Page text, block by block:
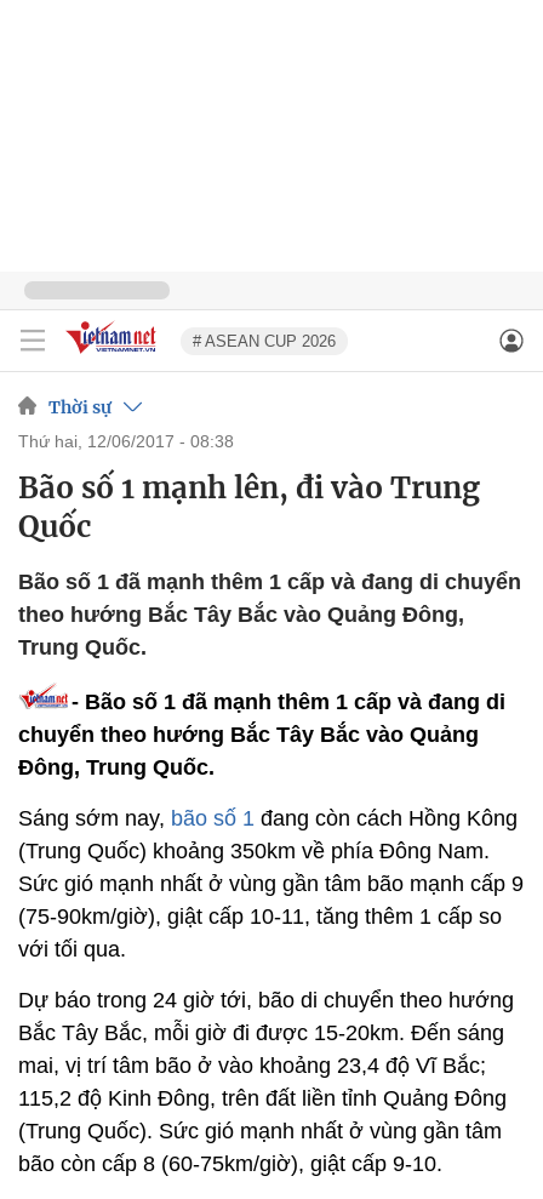
# ASEAN CUP 2026
Thời sự
thứ hai, 12/06/2017 - 08:38
Bão số 1 mạnh lên, đi vào Trung
Quốc
Bão số 1 đã mạnh thêm 1 cấp và đang di chuyển
theo hướng Bắc Tây Bắc vào Quảng Đông,
Trung Quốc.
- Bão số 1 đã mạnh thêm 1 cấp và đang di
chuyển theo hướng Bắc Tây Bắc vào Quảng
Đông, Trung Quốc.
Sáng sớm nay, bão số 1 đang còn cách Hồng Kông
(Trung Quốc) khoảng 350km về phía Đông Nam.
Sức gió mạnh nhất ở vùng gần tâm bão mạnh cấp 9
(75-90km/giờ), giật cấp 10-11, tăng thêm 1 cấp so
với tối qua.
Dự báo trong 24 giờ tới, bão di chuyển theo hướng
Bắc Tây Bắc, mỗi giờ đi được 15-20km. Đến sáng
mai, vị trí tâm bão ở vào khoảng 23,4 độ Vĩ Bắc;
115,2 độ Kinh Đông, trên đất liền tỉnh Quảng Đông
(Trung Quốc). Sức gió mạnh nhất ở vùng gần tâm
bão còn cấp 8 (60-75km/giờ), giật cấp 9-10.